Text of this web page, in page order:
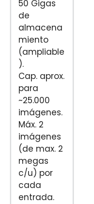
50 Gigas
de
almacena
miento
(ampliable
).
Cap. aprox.
para
~25.000
imágenes.
Máx. 2
imágenes
(de max. 2
megas
c/u) por
cada
entrada.